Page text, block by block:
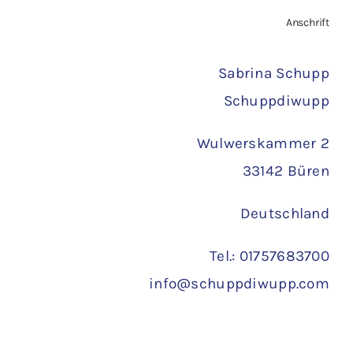
Anschrift
Sabrina Schupp
Schuppdiwupp
Wulwerskammer 2
33142 Büren
Deutschland
Tel.: 01757683700
info@schuppdiwupp.com